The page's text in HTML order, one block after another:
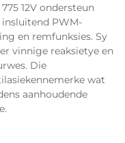
12V ondersteun
PWM-
en remfunksies. Sy
vinnige reaksietye en
Die
wat
aanhoudende